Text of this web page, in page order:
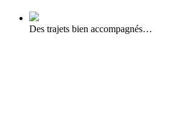
Des trajets bien accompagnés…